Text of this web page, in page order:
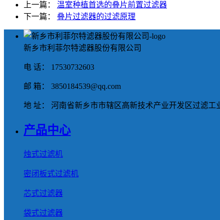
上一篇： 温室种植首选的叠片前置过滤器
下一篇： 叠片过滤器的过滤原理
新乡市利菲尔特滤器股份有限公司
电 话： 17530732603
邮 箱： 3850184539@qq.com
地 址： 河南省新乡市市辖区高新技术产业开发区过滤工
产品中心
烛式过滤机
密闭板式过滤机
芯式过滤器
袋式过滤器